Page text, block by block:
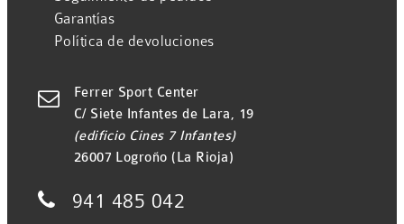
Garantías
Política de devoluciones

Ferrer Sport Center
C/ Siete Infantes de Lara, 19
(edificio Cines 7 Infantes)
26007 Logroño (La Rioja)
 941 485 042